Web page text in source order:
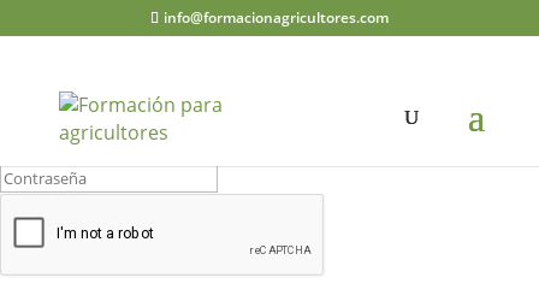
info@formacionagricultores.com
¡Hola, bienvenido de nuevo!